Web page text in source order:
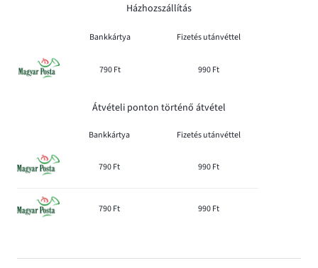
Házhozszállítás
Bankkártya Fizetés utánvéttel
790 Ft 990 Ft
Átvételi ponton történő átvétel
Bankkártya Fizetés utánvéttel
790 Ft 990 Ft
790 Ft 990 Ft